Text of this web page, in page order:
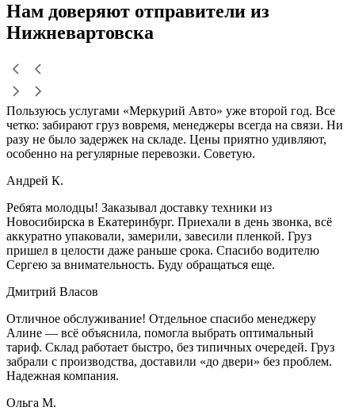
Нам доверяют отправители из
Нижневартовска
Пользуюсь услугами «Меркурий Авто» уже второй год. Все
четко: забирают груз вовремя, менеджеры всегда на связи. Ни
разу не было задержек на складе. Цены приятно удивляют,
особенно на регулярные перевозки. Советую.
Андрей К.
Ребята молодцы! Заказывал доставку техники из
Новосибирска в Екатеринбург. Приехали в день звонка, всё
аккуратно упаковали, замерили, завесили пленкой. Груз
пришел в целости даже раньше срока. Спасибо водителю
Сергею за внимательность. Буду обращаться еще.
Дмитрий Власов
Отличное обслуживание! Отдельное спасибо менеджеру
Алине — всё объяснила, помогла выбрать оптимальный
тариф. Склад работает быстро, без типичных очередей. Груз
забрали с производства, доставили «до двери» без проблем.
Надежная компания.
Ольга М.